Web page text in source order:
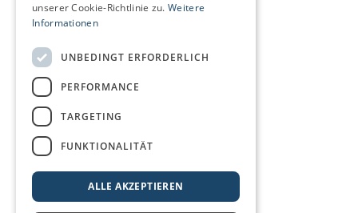
unserer Cookie-Richtlinie zu.Weitere
Informationen
UNBEDINGT ERFORDERLICH
PERFORMANCE
TARGETING
FUNKTIONALITÄT
ALLE AKZEPTIEREN